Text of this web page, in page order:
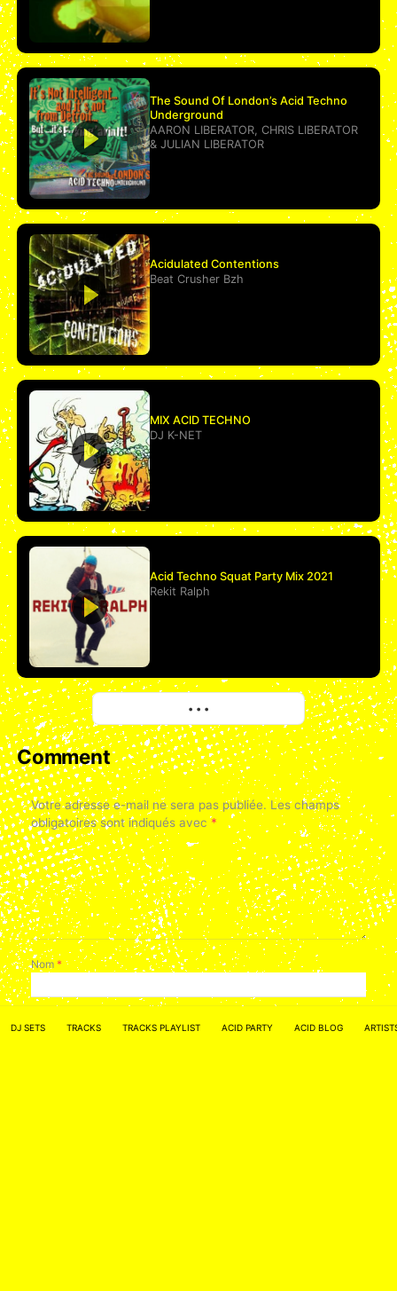
The Sound Of London’s Acid Techno
Underground
AARON LIBERATOR ,CHRIS LIBERATOR
&JULIAN LIBERATOR
Acidulated Contentions
Beat Crusher Bzh
MIX ACID TECHNO
DJ K-NET
Acid Techno Squat Party Mix 2021
Rekit Ralph
• • •
Comment
Votre adresse e-mail ne sera pas publiée. Les champs
obligatoires sont indiqués avec*
Nom*
E-mail *
DJ SETS TRACKS TRACKS PLAYLIST ACID PARTY ACID BLOG